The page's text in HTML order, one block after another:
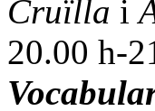
Cruïlla i
20.00 h-